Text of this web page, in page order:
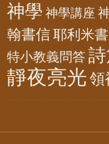
神學 神學講座
翰書信耶利米書
特小教義問答
靜夜亮光 領